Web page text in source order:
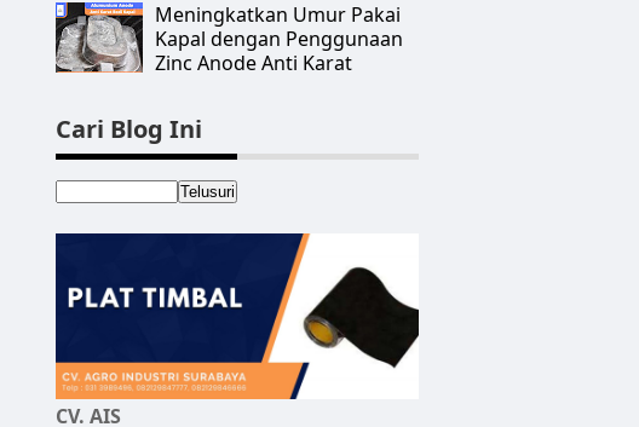
Meningkatkan Umur Pakai
Kapal dengan Penggunaan
Zinc Anode Anti Karat
Cari Blog Ini
CV. AIS